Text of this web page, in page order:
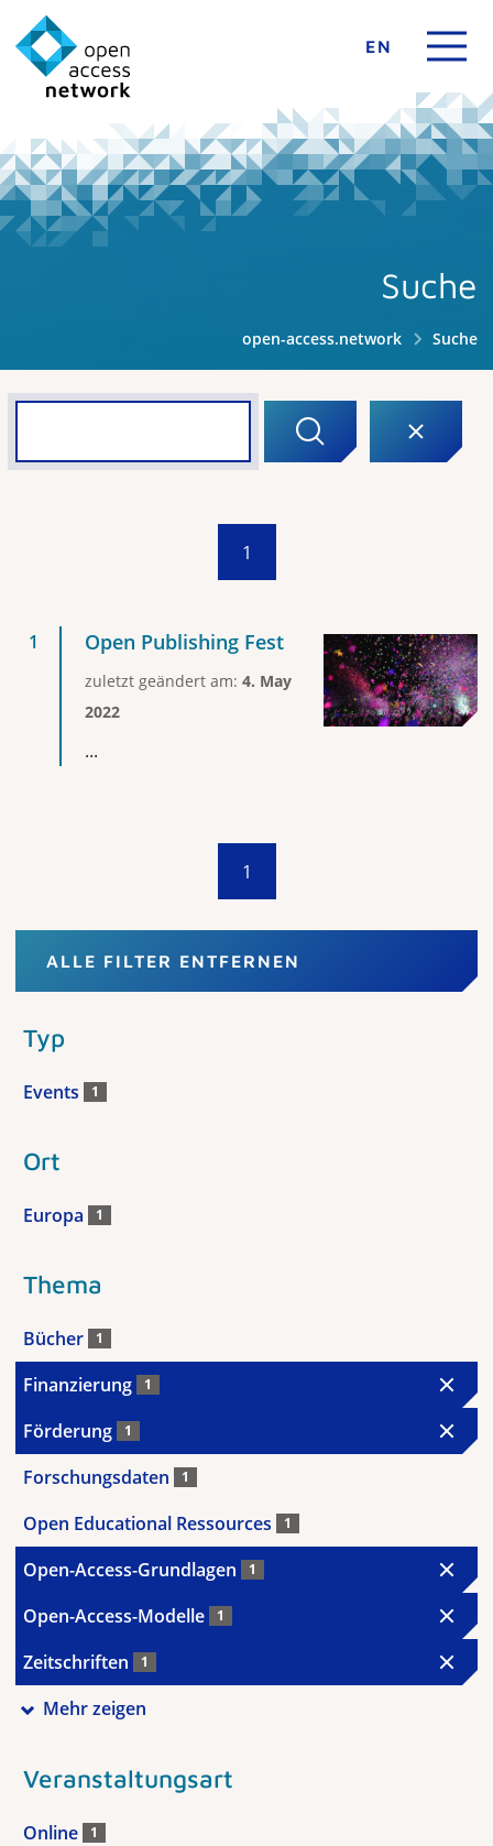
EN
Suche
open-access.network Suche
1
Open Publishing Fest
zuletzt geändert am: 4. May
2022
...
1
ALLE FILTER ENTFERNEN
Typ
Events 1
Ort
Europa 1
Thema
Bücher 1
Finanzierung 1
Förderung 1
Forschungsdaten 1
Open Educational Ressources 1
Open-Access-Grundlagen 1
Open-Access-Modelle 1
Zeitschriften 1
Mehr zeigen
Veranstaltungsart
Online 1